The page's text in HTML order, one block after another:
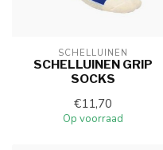
SCHELLUINEN
SCHELLUINEN GRIP
SOCKS
€11,70
Op voorraad